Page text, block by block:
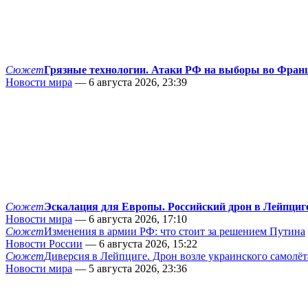
СюжетГрязные технологии. Атаки РФ на выборы во
Новости мира — 6 августа 2026, 23:39
СюжетЭскалация для Европы. Российский дрон в
Новости мира — 6 августа 2026, 17:10
СюжетИзменения в армии РФ: что стоит за решением Путина
Новости России — 6 августа 2026, 15:22
СюжетДиверсия в Лейпциге. Дрон возле украинского
Новости мира — 5 августа 2026, 23:36